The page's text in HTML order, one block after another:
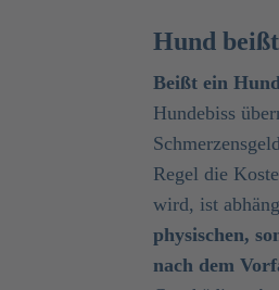
Hund
Beißt ein
Hundebiss
Regel die
wird, ist
physischen,
nach dem